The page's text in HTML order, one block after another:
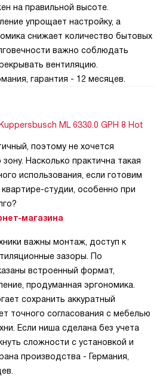
на правильной высоте.
упрощает настройку, а
снижает количество бытовых
важно соблюдать
вентиляцию.
гарантия - 12 месяцев.
ML 6330.0 GPH 8 Hot
поэтому не хочется
Насколько практична такая
использования, если готовим
студии, особенно при
магазина
важны монтаж, доступ к
зазоры. По
встроенный формат,
продуманная эргономика.
сохранить аккуратный
точного согласования с мебелью
Если ниша сделана без учета
сложности с установкой и
производства - Германия,